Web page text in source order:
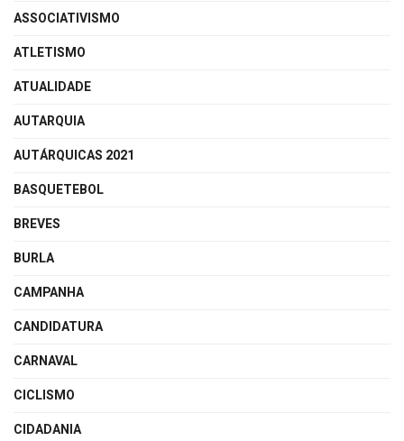
ASSOCIATIVISMO
ATLETISMO
ATUALIDADE
AUTARQUIA
AUTÁRQUICAS 2021
BASQUETEBOL
BREVES
BURLA
CAMPANHA
CANDIDATURA
CARNAVAL
CICLISMO
CIDADANIA